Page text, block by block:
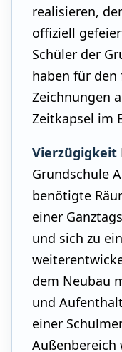
realisieren,
offiziell
Schüler der
haben für
Zeichnungen
Zeitkapsel im
Vierzügigkeit
Grundschule
benötigte
einer
und sich zu
dem Neubau
und
einer